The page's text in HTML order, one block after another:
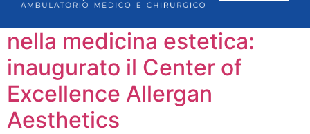
Innovazione e formazione
nella medicina estetica:
inaugurato il Center of
Excellence Allergan
Aesthetics